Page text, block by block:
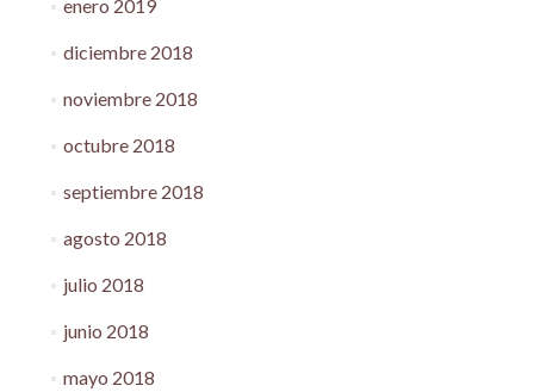
enero 2019
diciembre 2018
noviembre 2018
octubre 2018
septiembre 2018
agosto 2018
julio 2018
junio 2018
mayo 2018